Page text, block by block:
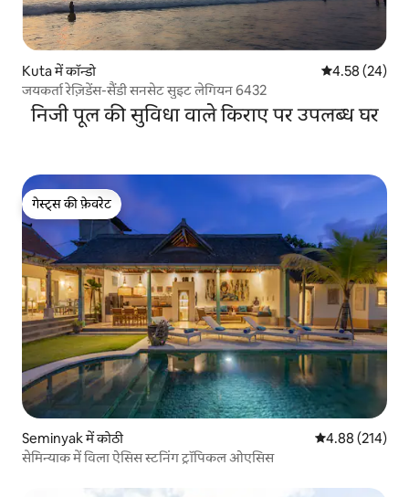
Kuta में कॉन्डो औसत रेटिंग 5 में
4.58 (24)
जयकर्ता रेज़िडेंस-सैंडी सनसेट सुइट लेगियन 6432
निजी पूल की सुविधा वाले किराए पर उपलब्ध घर
गेस्ट्स की फ़ेवरेट
गेस्ट्स की फ़ेवरेट
Seminyak में कोठी औसत रेटिंग 5 में से
4.88 (214)
सेमिन्याक में विला ऐसिस स्टनिंग ट्रॉपिकल ओएसिस